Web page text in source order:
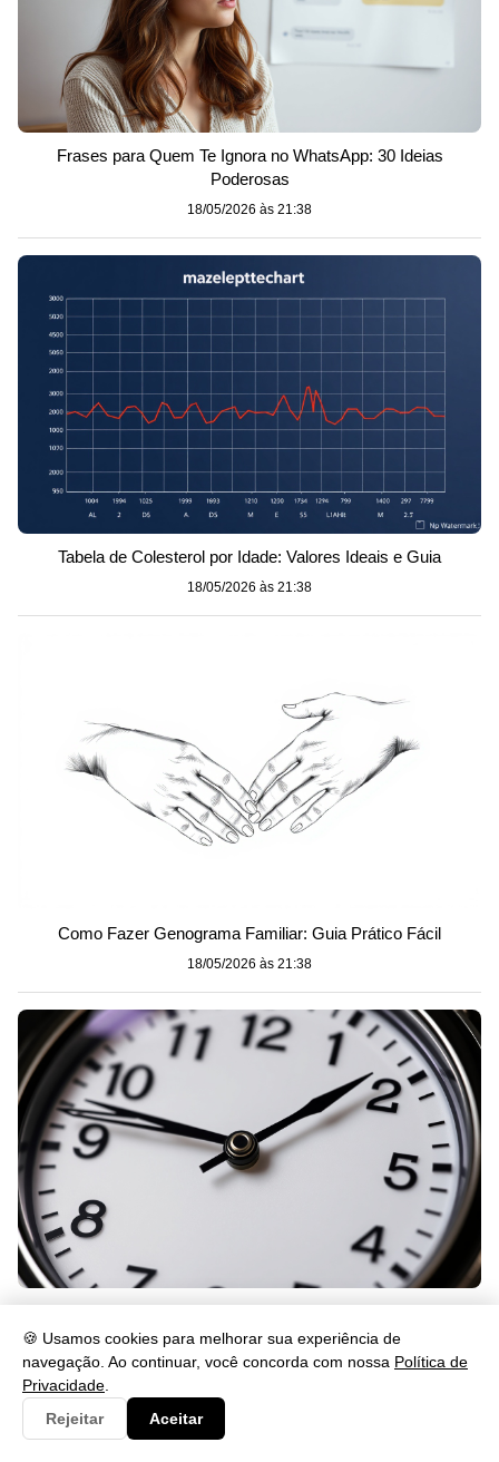
🍪 Usamos cookies para melhorar sua experiência de
navegação. Ao continuar, você concorda com nossa Política de
Privacidade
Rejeitar
Aceitar
Frases para Quem Te Ignora no WhatsApp: 30 Ideias
Poderosas
18/05/2026 às 21:38
Tabela de Colesterol por Idade: Valores Ideais e Guia
18/05/2026 às 21:38
Como Fazer Genograma Familiar: Guia Prático Fácil
18/05/2026 às 21:38
Significado das horas 15:15: veja o que isso revela
18/05/2026 às 21:38